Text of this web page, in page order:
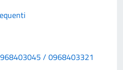
/ 0968403321